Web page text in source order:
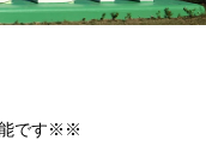
です※※